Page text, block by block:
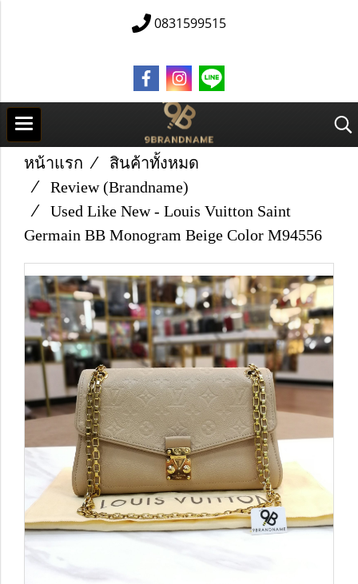
0831599515
หน้าแรก
สินค้าทั้งหมด
Review (Brandname)
Used Like​ New​ - Louis​ Vuitton​ Saint​
Germain BB Monogram​ Beige​ Color​ M94556